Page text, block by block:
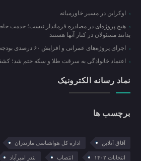
اوکراین در مسیر خاورمیانه
هیچ پروژه‌ای در مصادره فرماندار نیست؛ خدمت
بدانند مسئولان در کنار آنها هستند
اجرای پروژه‌های عمرانی و افزایش ۶۰ درصدی بودجه شهرداری نکا
اعتماد خانوادگی به سرقت طلا و سکه ختم شد؛ کشف ۳۰ سکه از اموال
نماد رسانه الکترونیک
برچسب ها
آفاق آنلاین اداره کل هواشناسی مازندران
انتخابات ۱۴۰۲ انتصاب بندر امیرآباد